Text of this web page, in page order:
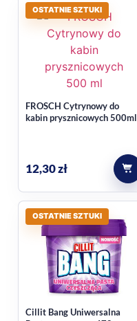
OSTATNIE SZTUKI
FROSCH Cytrynowy do
kabin prysznicowych 500ml
12,30zł
OSTATNIE SZTUKI
Cillit Bang Uniwersalna